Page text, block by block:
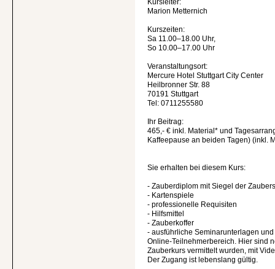
Marion Metternich
Kurszeiten:
Sa 11.00–18.00 Uhr,
So 10.00–17.00 Uhr
Veranstaltungsort:
Mercure Hotel Stuttgart City Center
Heilbronner Str. 88
70191 Stuttgart
Tel: 0711255580
Ihr Beitrag:
465,- € inkl. Material* und
Kaffeepause an beiden Tagen) (inkl.
Sie erhalten bei diesem Kurs:
- Zauberdiplom mit Siegel der
- Kartenspiele
- professionelle Requisiten
- Hilfsmittel
- Zauberkoffer
- ausführliche Seminarunterlagen
Online-Teilnehmerbereich. Hier sind
Zauberkurs vermittelt wurden, mit
Der Zugang ist lebenslang gültig.